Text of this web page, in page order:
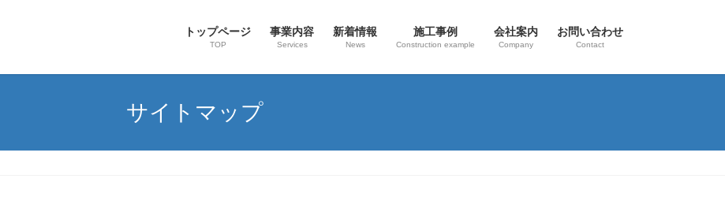
トップページ
TOP
事業内容
Services
新着情報
News
施工事例
Construction example
会社案内
Company
お問い合わせ
Contact
サイトマップ